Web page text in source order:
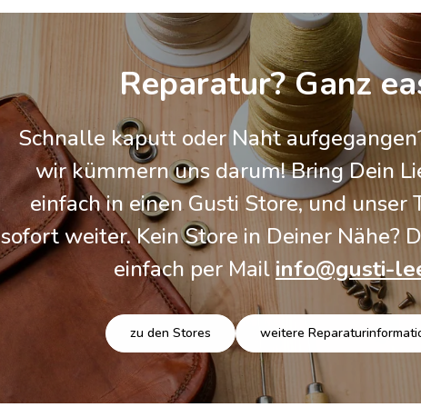
Reparatur? Ganz
Schnalle kaputt oder Naht
wir kümmern uns darum! Bring Dein
einfach in einen Gusti Store, und unser
sofort weiter. Kein Store in Deiner Nähe?
einfach per Mail info@gusti-
zu den Stores weitere